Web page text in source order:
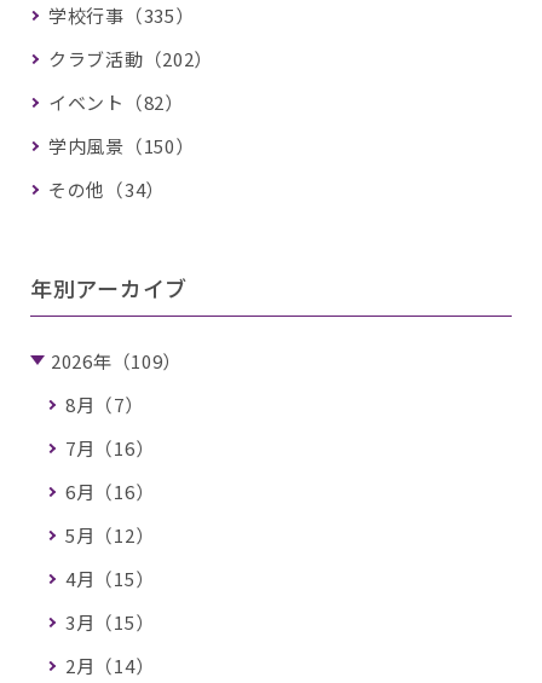
学校行事（335）
クラブ活動（202）
イベント（82）
学内風景（150）
その他（34）
年別アーカイブ
2026年（109）
8月（7）
7月（16）
6月（16）
5月（12）
4月（15）
3月（15）
2月（14）